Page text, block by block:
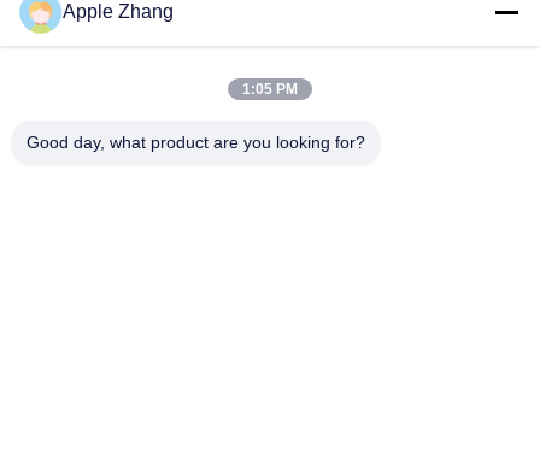
Mayın kullanımı için 300m menzilli, yansıtıcı plakalar
gerekmeyen ve entegre teleskoplu özünde güvenli lazer
mesafe ölçüm aracı
6500N çekme kuvveti, 1100m uzaktan kumanda ve %78,1
Apple Zhang
1:05 PM
Good day, what product are you looking for?